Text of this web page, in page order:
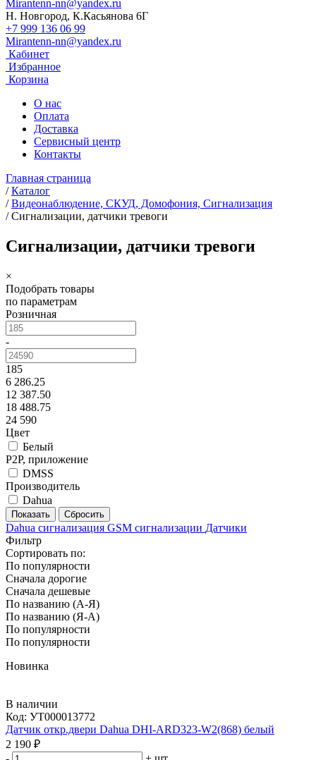
Mirantenn-nn@yandex.ru
Н. Новгород, К.Касьянова 6Г
+7 999 136 06 99
Mirantenn-nn@yandex.ru
Кабинет
Избранное
Корзина
О нас
Оплата
Доставка
Сервисный центр
Контакты
Главная страница
/ Каталог
/ Видеонаблюдение, СКУД, Домофония, Сигнализация
/ Сигнализации, датчики тревоги
Сигнализации, датчики тревоги
×
Подобрать товары
по параметрам
Розничная
-
185
6 286.25
12 387.50
18 488.75
24 590
Цвет
Белый
P2P, приложение
DMSS
Производитель
Dahua
Dahua сигнализация GSM сигнализации Датчики
Фильтр
Сортировать по:
По популярности
Сначала дорогие
Сначала дешевые
По названию (А-Я)
По названию (Я-А)
По популярности
По популярности
Новинка
В наличии
Код: УТ000013772
Датчик откр.двери Dahua DHI-ARD323-W2(868) белый
2 190 ₽